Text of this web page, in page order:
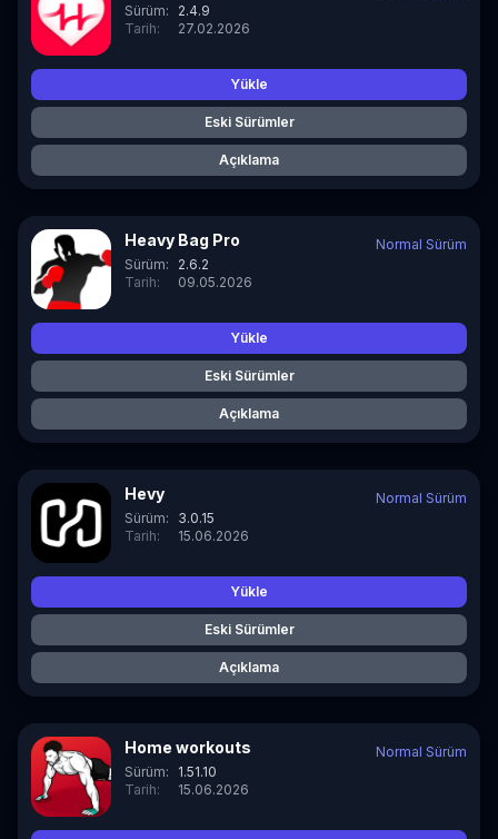
Sürüm:
2.4.9
Tarih:
27.02.2026
Yükle
Eski Sürümler
Açıklama
Heavy Bag Pro
Sürüm:
2.6.2
Tarih:
09.05.2026
Normal Sürüm
Yükle
Eski Sürümler
Açıklama
Hevy
Sürüm:
3.0.15
Tarih:
15.06.2026
Normal Sürüm
Yükle
Eski Sürümler
Açıklama
Home workouts
Sürüm:
1.51.10
Tarih:
15.06.2026
Normal Sürüm